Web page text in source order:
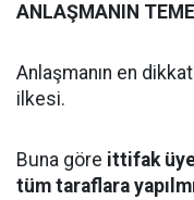
ANLAŞMANIN
Anlaşmanın en
ilkesi.
Buna göre ittifak
tüm taraflara